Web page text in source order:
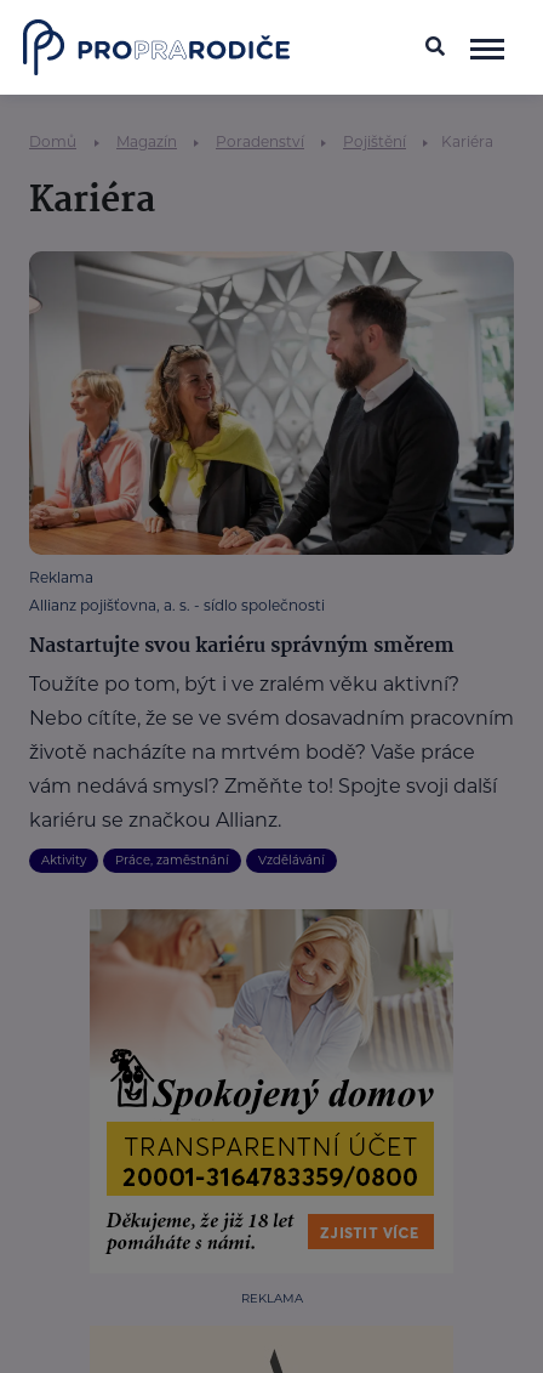
Domů Magazín Poradenství Pojištění Kariéra
Kariéra
Reklama
Allianz pojišťovna, a. s. - sídlo společnosti
Nastartujte svou kariéru správným směrem
Toužíte po tom, být i ve zralém věku aktivní?
Nebo cítíte, že se ve svém dosavadním pracovním
životě nacházíte na mrtvém bodě? Vaše práce
vám nedává smysl? Změňte to! Spojte svoji další
kariéru se značkou Allianz.
Aktivity Práce, zaměstnání Vzdělávání
REKLAMA